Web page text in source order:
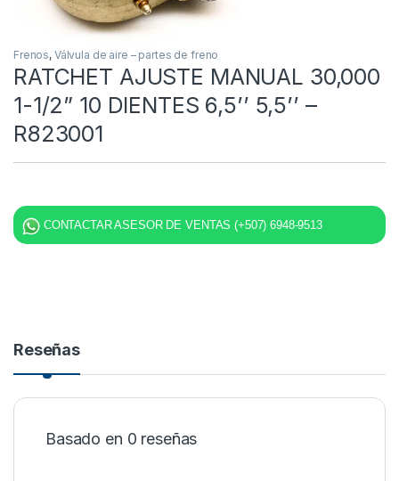
Frenos, Válvula de aire – partes de freno
RATCHET AJUSTE MANUAL 30,000
1-1/2” 10 DIENTES 6,5’’ 5,5’’ –
R823001
CONTACTAR ASESOR DE VENTAS (+507) 6948-9513
Reseñas
Basado en 0 reseñas